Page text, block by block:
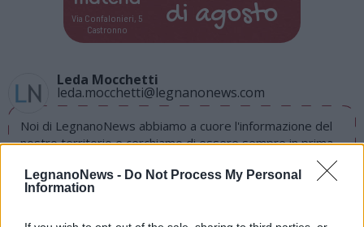
LegnanoNews - Do Not Process My Personal
Information
Via Confalonieri, 5
Castronno
di agosto
Leda Mocchetti
leda.mocchetti@legnanonews.com
Noi di LegnanoNews abbiamo a cuore l'informazione del
nostro territorio e cerchiamo di essere sempre in prima